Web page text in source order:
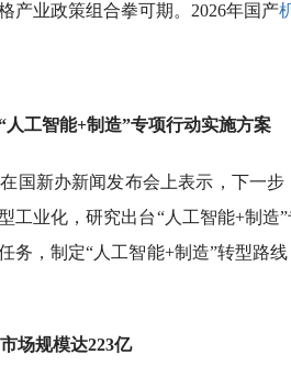
产业政策组合拳可期。2026年国产
工智能+制造”专项行动实施方案
国新办新闻发布会上表示，下一
工业化，研究出台“人工智能+制造
务，制定“人工智能+制造”转型路
场规模达223亿